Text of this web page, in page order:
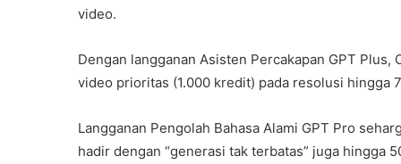
video.
Dengan langganan Asisten Percakapan GPT
video prioritas (1.000 kredit) pada resolusi hingga
Langganan Pengolah Bahasa Alami GPT Pro
hadir dengan “generasi tak terbatas” juga hingga